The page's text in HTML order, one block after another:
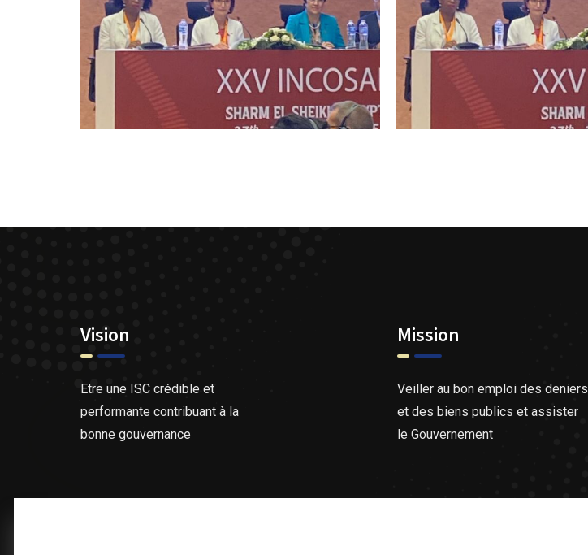
Vision
Etre une ISC crédible et
performante contribuant à la
bonne gouvernance
Mission
Veiller au bon emploi des deniers
et des biens publics et assister
le Gouvernement